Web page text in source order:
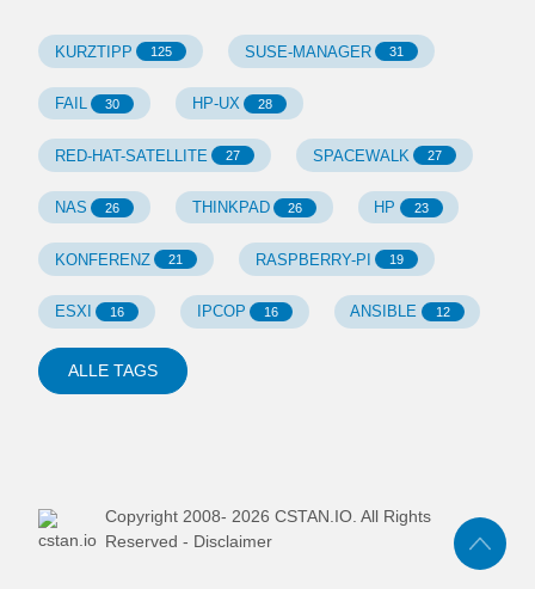
KURZTIPP 125 SUSE-MANAGER 31
FAIL 30 HP-UX 28
RED-HAT-SATELLITE 27 SPACEWALK 27
NAS 26 THINKPAD 26 HP 23
KONFERENZ 21 RASPBERRY-PI 19
ESXI 16 IPCOP 16 ANSIBLE 12
ALLE TAGS
Copyright 2008- 2026 CSTAN.IO. All Rights
Reserved - Disclaimer